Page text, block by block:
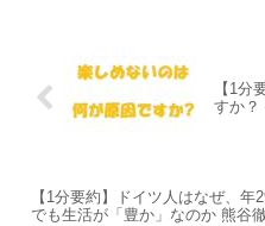
【1分
すか？
【1分要約】ドイツ人はなぜ、年
でも生活が「豊か」なのか 熊谷